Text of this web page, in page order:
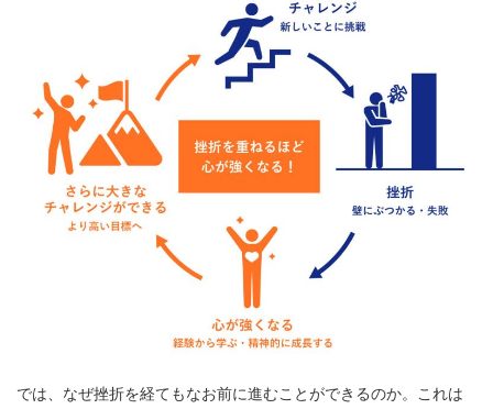
では、なぜ挫折を経てもなお前に進むことができるのか。これは